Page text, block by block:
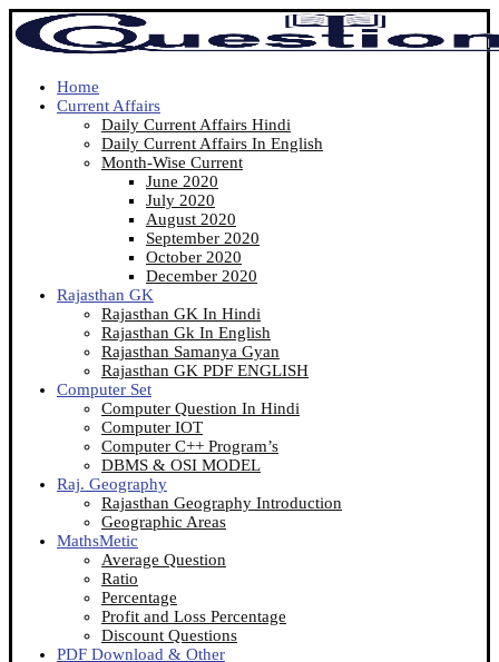
Home
Current Affairs
Daily Current Affairs Hindi
Daily Current Affairs In English
Month-Wise Current
June 2020
July 2020
August 2020
September 2020
October 2020
December 2020
Rajasthan GK
Rajasthan GK In Hindi
Rajasthan Gk In English
Rajasthan Samanya Gyan
Rajasthan GK PDF ENGLISH
Computer Set
Computer Question In Hindi
Computer IOT
Computer C++ Program’s
DBMS & OSI MODEL
Raj. Geography
Rajasthan Geography Introduction
Geographic Areas
MathsMetic
Average Question
Ratio
Percentage
Profit and Loss Percentage
Discount Questions
PDF Download & Other